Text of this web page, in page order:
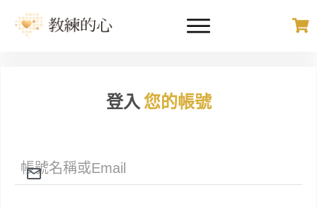
登入您的帳號